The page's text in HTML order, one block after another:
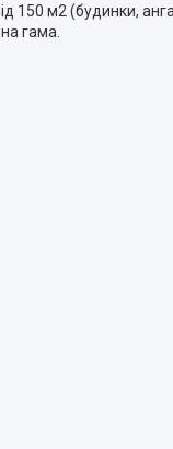
150 м2 (будинки,
гама.